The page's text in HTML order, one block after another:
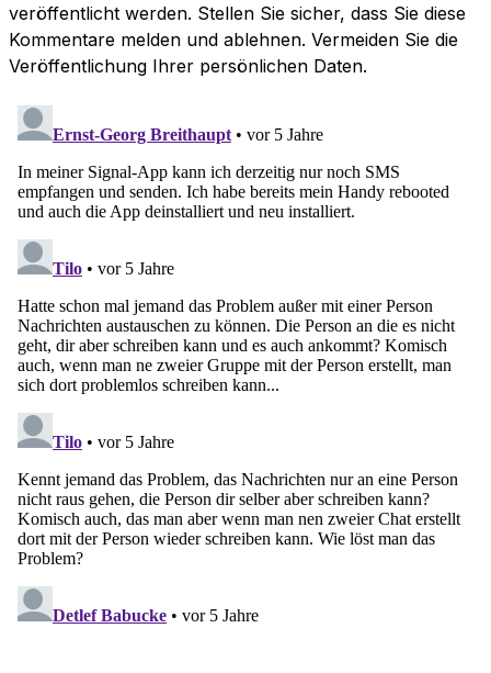
veröffentlicht werden. Stellen Sie sicher, dass Sie diese
Kommentare melden und ablehnen. Vermeiden Sie die
Veröffentlichung Ihrer persönlichen Daten.